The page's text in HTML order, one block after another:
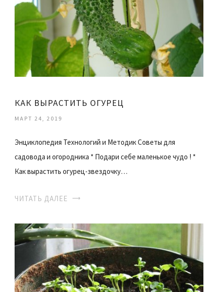
КАК ВЫРАСТИТЬ ОГУРЕЦ
МАРТ 24, 2019
Энциклопедия Технологий и Методик Советы для
садовода и огородника * Подари себе маленькое чудо ! *
Как вырастить огурец-звездочку…
ЧИТАТЬ ДАЛЕЕ